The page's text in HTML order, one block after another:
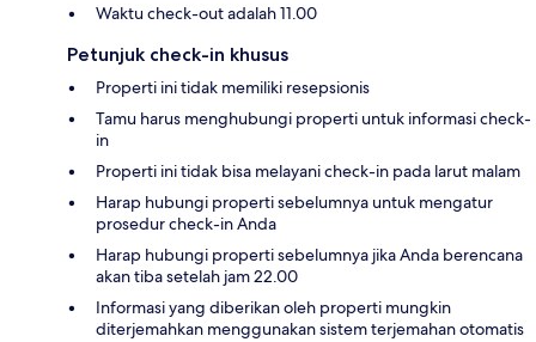
Waktu check-out adalah 11.00
Petunjuk check-in khusus
Properti ini tidak memiliki resepsionis
Tamu harus menghubungi properti untuk informasi check-
in
Properti ini tidak bisa melayani check-in pada larut malam
Harap hubungi properti sebelumnya untuk mengatur
prosedur check-in Anda
Harap hubungi properti sebelumnya jika Anda berencana
akan tiba setelah jam 22.00
Informasi yang diberikan oleh properti mungkin
diterjemahkan menggunakan sistem terjemahan otomatis